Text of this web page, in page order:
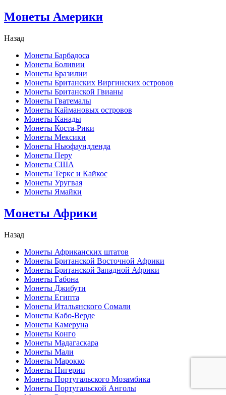
Монеты Америки
Назад
Монеты Барбадоса
Монеты Боливии
Монеты Бразилии
Монеты Британских Виргинских островов
Монеты Британской Гвианы
Монеты Гватемалы
Монеты Каймановых островов
Монеты Канады
Монеты Коста-Рики
Монеты Мексики
Монеты Ньюфаундленда
Монеты Перу
Монеты США
Монеты Теркс и Кайкос
Монеты Уругвая
Монеты Ямайки
Монеты Африки
Назад
Монеты Африканских штатов
Монеты Британской Восточной Африки
Монеты Британской Западной Африки
Монеты Габона
Монеты Джибути
Монеты Египта
Монеты Итальянского Сомали
Монеты Кабо-Верде
Монеты Камеруна
Монеты Конго
Монеты Мадагаскара
Монеты Мали
Монеты Марокко
Монеты Нигерии
Монеты Португальского Мозамбика
Монеты Португальской Анголы